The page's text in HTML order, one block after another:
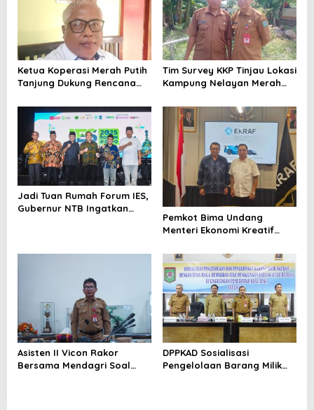
o
s
Ketua Koperasi Merah Putih
Tanjung Dukung Rencana
Nelayan di Eks TPI
Tim Survey KKP Tinjau Lokasi
Kampung Nelayan Merah
Jadi Tuan Rumah Forum IES,
Gubernur NTB Ingatkan
Pemkot Bima Undang
Menteri Ekonomi Kreatif
Asisten II Vicon Rakor
Bersama Mendagri Soal
DPPKAD Sosialisasi
Pengelolaan Barang Milik